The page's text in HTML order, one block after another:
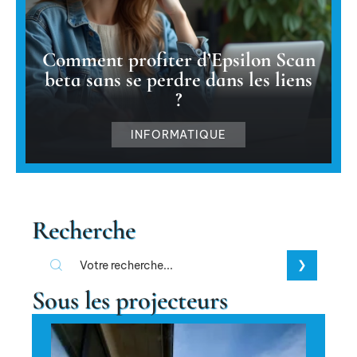
Comment profiter d’Epsilon Scan
beta sans se perdre dans les liens
?
INFORMATIQUE
Recherche
Sous les projecteurs